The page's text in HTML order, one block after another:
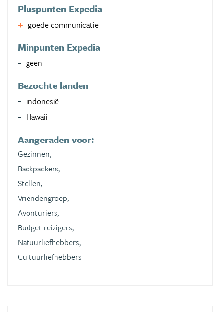
Pluspunten Expedia
goede communicatie
Minpunten Expedia
geen
Bezochte landen
indonesië
Hawaii
Aangeraden voor:
Gezinnen,
Backpackers,
Stellen,
Vriendengroep,
Avonturiers,
Budget reizigers,
Natuurliefhebbers,
Cultuurliefhebbers